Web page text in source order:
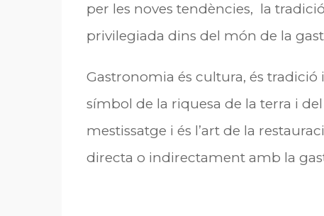
per les noves tendències, la
privilegiada dins del món de la
Gastronomia és cultura, és tradició
símbol de la riquesa de la terra i
mestissatge i és l’art de la
directa o indirectament amb la